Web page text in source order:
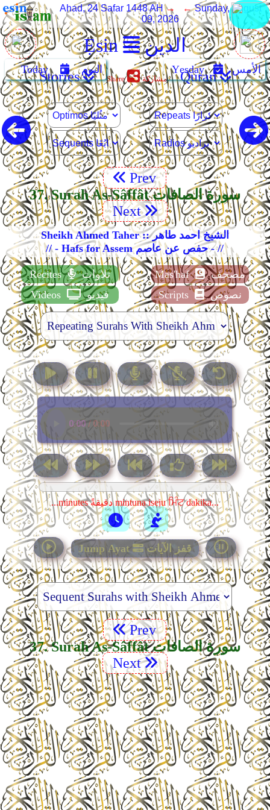
Ẹsin الدين
Ahad, 24 Safar 1448 AH → ← Sunday, August
09, 2026
Today اليوم Yẹsday الأمس Stories Share مشاركة Quran
Prev
37. Surah As-Sâffât سورة الصافات
Next
Sheikh Ahmed Taher :: الشيخ احمد طاهر
// - Hafs for Assem حفص عن عاصم - //
Recites تلاوات Mas'haf
مصحف
Videos
فيديو Scripts نصوص
...minutes دقيقةً mintuna isẹju ਮਿੰਟ dakika...
Jump Ayat قفز الآيات
Prev
37. Surah As-Sâffât سورة الصافات
Next